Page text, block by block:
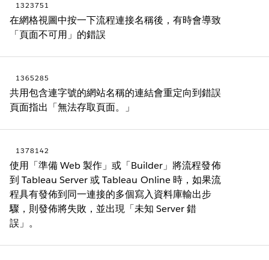
1323751
在網格視圖中按一下流程連接名稱後，有時會導致
「頁面不可用」的錯誤
1365285
共用包含連字號的網站名稱的連結會重定向到錯誤
頁面指出「無法存取頁面。」
1378142
使用「準備 Web 製作」或「Builder」將流程發佈
到 Tableau Server 或 Tableau Online 時，如果流
程具有發佈到同一連接的多個寫入資料庫輸出步
驟，則發佈將失敗，並出現「未知 Server 錯
誤」。